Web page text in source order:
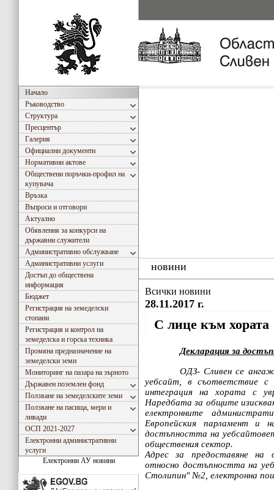
Начало
Ръководство
Структура
Пресцентър
Галерия
Официални документи
Нормативни актове
Обществени поръчки-профил на
купувача
Връзка
Въпроси и отговори
Актуално
Обявления за конкурси на
държавни служители
Административно обслужване
Административни услуги
Достъп до обществена
информация
Бюджет
Регистрация на земеделски
стопани
Регистрация и контрол на
земеделска и горска техника
Промяна предназначение на
земеделски земи
Мониторинг на пазара на зърното
Държавен поземлен фонд
Ползване на земеделските земи
Ползване на пасища, мери и
ливади
ОСП 2021-2027
Електронни административни
услуги
Електронни АУ новини
новини
Всички новини
28.11.2017 г.
С лице към хората
Декларация за
ОДЗ-Сливен се
уебсайт, в съответствие с
интеграция на хората с
Наредбата за общите
електронните
Европейския парламент
достъпността на
обществения сектор.
Адрес за предоставяне на
относно достъпността на
Столипин" №2 , електронна